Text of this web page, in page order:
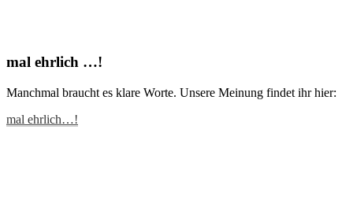
mal ehrlich …!
Manchmal braucht es klare Worte. Unsere Meinung findet ihr hier:
mal ehrlich…!